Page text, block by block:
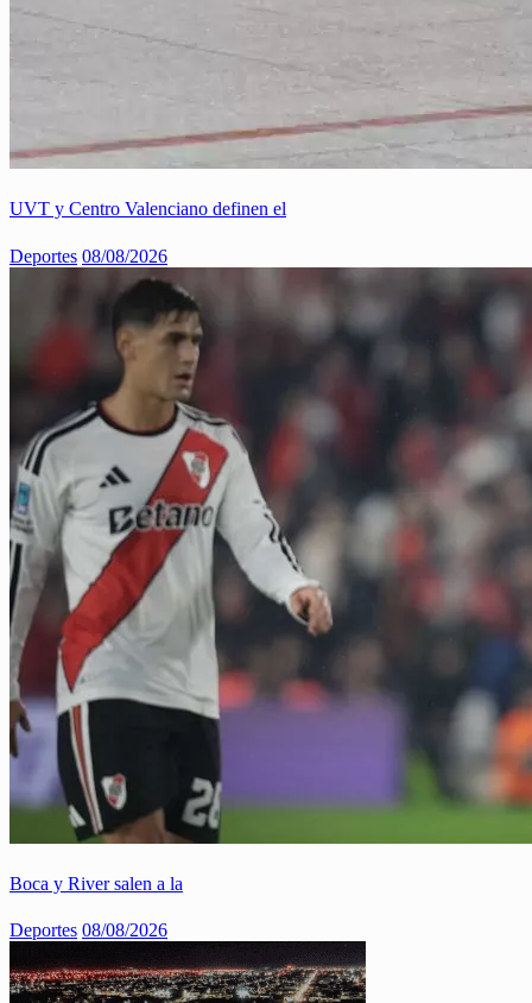
UVT y Centro Valenciano definen el
Deportes 08/08/2026
Boca y River salen a la
Deportes 08/08/2026